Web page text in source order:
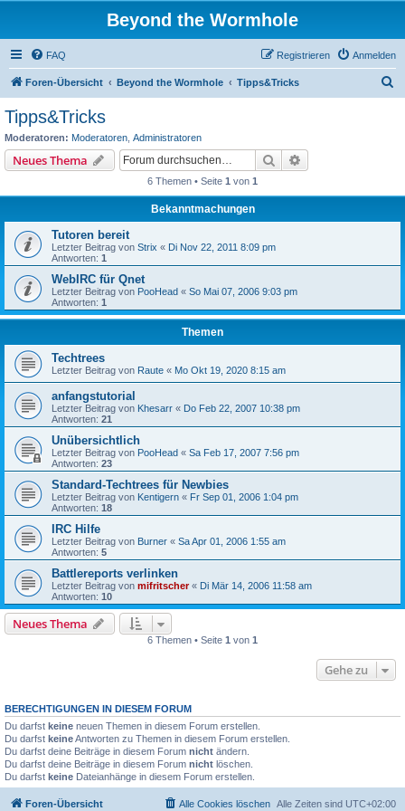
Beyond the Wormhole
FAQ Anmelden
Registrieren
Foren-Übersicht Beyond the Wormhole Tipps&Tricks
Tipps&Tricks
Moderatoren: Moderatoren Administratoren
Neues Thema Suche
6 Themen • Seite 1 von 1
Bekanntmachungen
Tutoren bereit
Letzter Beitrag von Strix « Di Nov 22, 2011 8:09 pm
Antworten: 1
WebIRC für Qnet
Letzter Beitrag von PooHead « So Mai 07, 2006 9:03 pm
Antworten: 1
Themen
Techtrees
Letzter Beitrag von Raute « Mo Okt 19, 2020 8:15 am
anfangstutorial
Letzter Beitrag von Khesarr « Do Feb 22, 2007 10:38 pm
Antworten: 21
Unübersichtlich
Letzter Beitrag von PooHead « Sa Feb 17, 2007 7:56 pm
Antworten: 23
Standard-Techtrees für Newbies
Letzter Beitrag von Kentigern « Fr Sep 01, 2006 1:04 pm
Antworten: 18
IRC Hilfe
Letzter Beitrag von Burner « Sa Apr 01, 2006 1:55 am
Antworten: 5
Battlereports verlinken
Letzter Beitrag von mifritscher« Di Mär 14, 2006 11:58 am
Antworten: 10
Neues Thema
6 Themen • Seite 1 von 1
Gehe zu
BERECHTIGUNGEN IN DIESEM FORUM
Du darfst keine neuen Themen in diesem Forum erstellen.
Du darfst keineAntworten zu Themen in diesem Forum erstellen.
Du darfst deine Beiträge in diesem Forum nicht ändern.
Du darfst deine Beiträge in diesem Forum nicht löschen.
Du darfst keine Dateianhänge in diesem Forum erstellen.
Foren-Übersicht Alle Zeiten sind UTC+02:00
Alle Cookies löschen